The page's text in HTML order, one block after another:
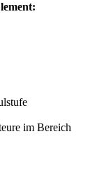
im Bereich